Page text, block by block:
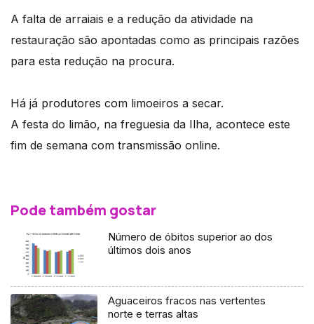
A falta de arraiais e a redução da atividade na
restauração são apontadas como as principais razões
para esta redução na procura.
Há já produtores com limoeiros a secar.
A festa do limão, na freguesia da Ilha, acontece este
fim de semana com transmissão online.
Pode também gostar
Número de óbitos superior ao dos
últimos dois anos
Aguaceiros fracos nas vertentes
norte e terras altas